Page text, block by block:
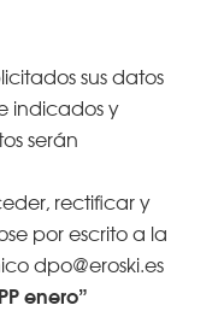
sus datos
indicados y
serán
rectificar y
por escrito a la
dpo@eroski.es
enero”